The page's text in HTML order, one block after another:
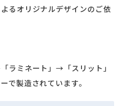
るオリジナルデザインのご依
ラミネート」→「スリット」
で製造されています。